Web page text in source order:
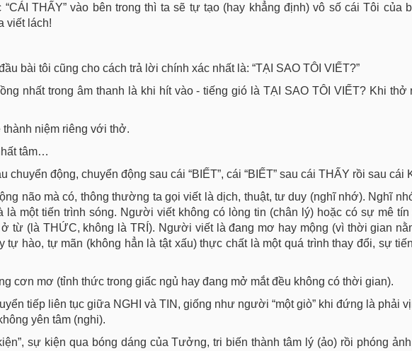
THẤY” vào bên trong thì ta sẽ tự tạo (hay khẳng định) vô số cái Tôi của
viết lách!
bài tôi cũng cho cách trả lời chính xác nhất là: “TẠI SAO TÔI VIẾT?”
nhất trong âm thanh là khi hít vào - tiếng gió là TẠI SAO TÔI VIẾT? Khi thở
niệm riêng với thở.
tâm…
chuyển động, chuyển động sau cái “BIẾT”, cái “BIẾT” sau cái THẤY rồi sau cái
não mà có, thông thường ta gọi viết là dịch, thuật, tư duy (nghĩ nhớ). Nghĩ
là một tiến trình sóng. Người viết không có lòng tin (chân lý) hoặc có sự mê
từ (là THỨC, không là TRÍ). Người viết là đang mơ hay mộng (vì thời gian
hào, tự mãn (không hẳn là tật xấu) thực chất là một quá trình thay đổi, sự
cơn mơ (tỉnh thức trong giấc ngủ hay đang mở mắt đều không có thời gian).
tiếp liên tục giữa NGHI và TIN, giống như người “một giò” khi đứng là phải
yên tâm (nghi).
sự kiện qua bóng dáng của Tưởng, tri biến thành tâm lý (ảo) rồi phóng